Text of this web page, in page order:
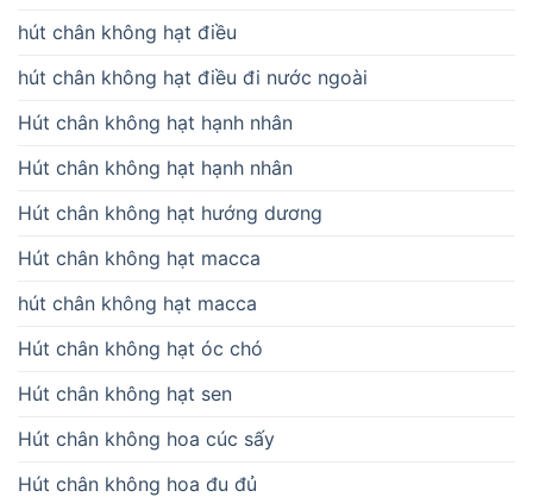
hút chân không hạt điều
hút chân không hạt điều đi nước ngoài
Hút chân không hạt hạnh nhân
Hút chân không hạt hạnh nhân
Hút chân không hạt hướng dương
Hút chân không hạt macca
hút chân không hạt macca
Hút chân không hạt óc chó
Hút chân không hạt sen
Hút chân không hoa cúc sấy
Hút chân không hoa đu đủ